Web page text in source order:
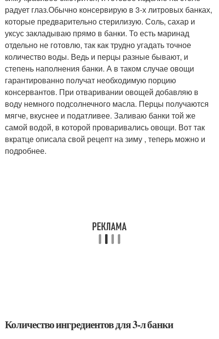
радует глаз.Обычно консервирую в 3-х литровых банках,
которые предварительно стерилизую. Соль, сахар и
уксус закладываю прямо в банки. То есть маринад
отдельно не готовлю, так как трудно угадать точное
количество воды. Ведь и перцы разные бывают, и
степень наполнения банки. А в таком случае овощи
гарантированно получат необходимую порцию
консервантов. При отваривании овощей добавляю в
воду немного подсолнечного масла. Перцы получаются
мягче, вкуснее и податливее. Заливаю банки той же
самой водой, в которой проваривались овощи. Вот так
вкратце описала свой рецепт на зиму , теперь можно и
подробнее.
Количество ингредиентов для 3-л банки